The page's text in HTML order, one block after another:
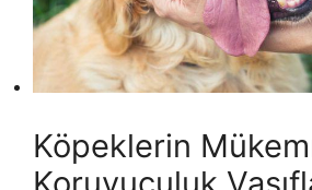
Köpeklerin